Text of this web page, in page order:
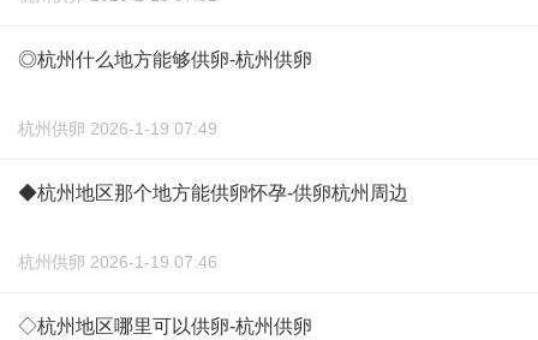
◎杭州什么地方能够供卵-杭州供卵
杭州供卵 2026-1-19 07:49
◆杭州地区那个地方能供卵怀孕-供卵杭州周边
杭州供卵 2026-1-19 07:46
◇杭州地区哪里可以供卵-杭州供卵